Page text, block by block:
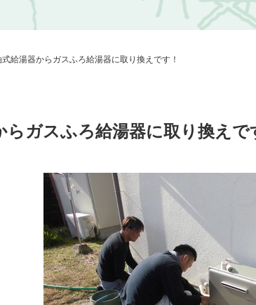
式給湯器からガスふろ給湯器に取り換えです！
らガスふろ給湯器に取り換えで